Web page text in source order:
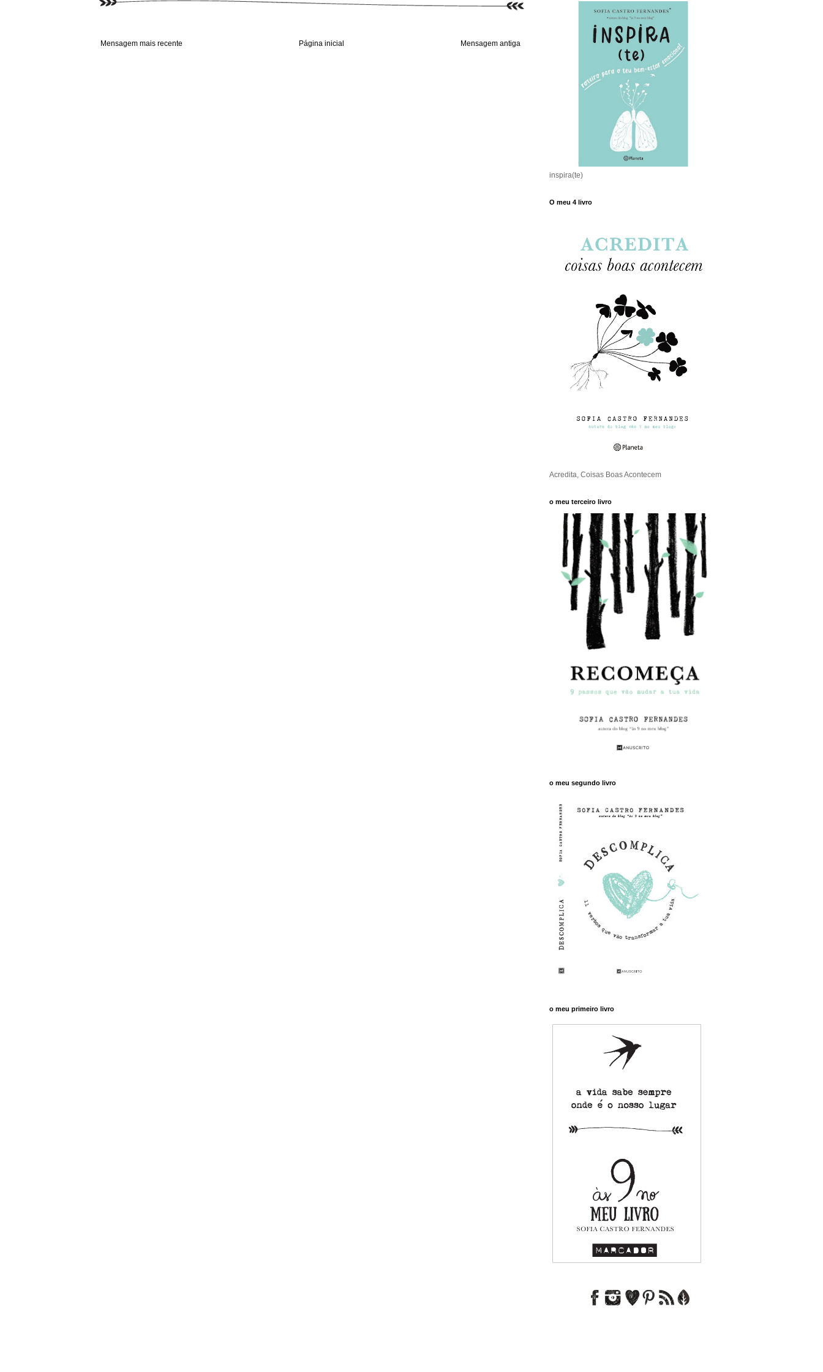
Mensagem mais recente Mensagem antiga
Página inicial
inspira(te)
O meu 4 livro
Acredita, Coisas Boas Acontecem
o meu terceiro livro
o meu segundo livro
o meu primeiro livro